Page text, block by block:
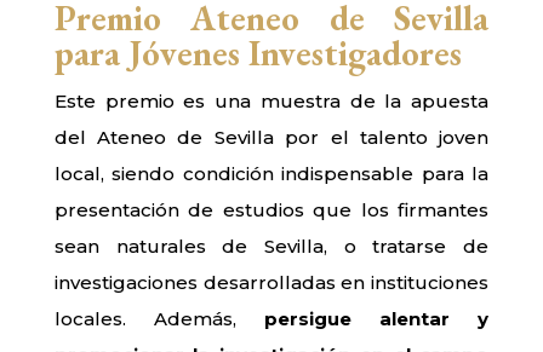
Premio Ateneo de Sevilla
para Jóvenes Investigadores
Este premio es una muestra de la apuesta
del Ateneo de Sevilla por el talento joven
local, siendo condición indispensable para la
presentación de estudios que los firmantes
sean naturales de Sevilla, o tratarse de
investigaciones desarrolladas en instituciones
locales. Además, persigue alentar y